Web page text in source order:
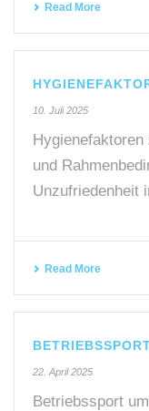
Read More
10. Juli 2025
Hygienefaktoren
und
Unzufriedenheit
Read More
22. April 2025
Betriebssport